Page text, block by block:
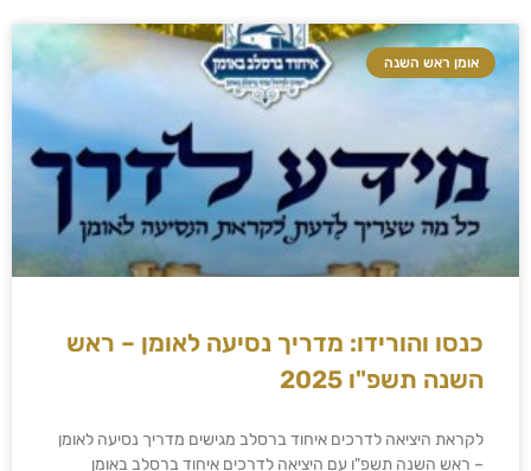
אומן ראש השנה
כנסו והורידו: מדריך נסיעה לאומן – ראש
השנה תשפ"ו 2025
לקראת היציאה לדרכים איחוד ברסלב מגישים מדריך נסיעה לאומן
– ראש השנה תשפ"ו עם היציאה לדרכים איחוד ברסלב באומן